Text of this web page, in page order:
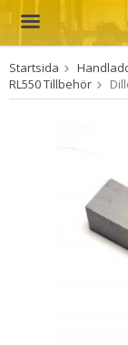
Startsida
RL550 Tillbehör